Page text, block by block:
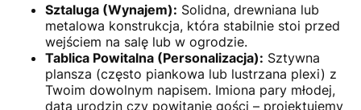
Sztaluga (Wynajem): Solidna, drewniana lub
metalowa konstrukcja, która stabilnie stoi przed
wejściem na salę lub w ogrodzie.
Tablica Powitalna (Personalizacja): Sztywna
plansza (często piankowa lub lustrzana plexi) z
Twoim dowolnym napisem. Imiona pary młodej,
data urodzin czy powitanie gości – projektujemy